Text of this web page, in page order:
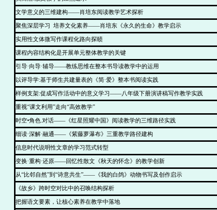
文学意义的三维建构——肖培东阅读教学艺术探析
聚焦深层学习 培养文化素养——肖培东《永久的生命》教学启示
实用性文体微写作课程化路向探赜
课程内容结构化是开展单元整体教学的关键
引导·向导·辅导——教练思维在整本书导读教学中的运用
以评导学:基于师生共建量表的《简·爱》整本书阅读实践
样例支架:促成写作活动中的意义学习——八年级下册演讲稿写作教学实践
重视“课文利用”走向“高效教学”
时空•角色.对话——《红星照耀中国》阅读教学的三维路径实践
细读·深解·融通——《紫藤萝瀑布》三重教学路径建构
信息时代说明性文章的学习范式转型
变换·重构·还原——回忆性散文《秋天的怀念》的教学创新
从“比邻自然”到“诗意共生”——《我的白鸽》动物书写及创作启示
《故乡》跨时空对比中的召唤结构探析
把握语文要素，让核心素养在教学中落地